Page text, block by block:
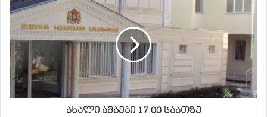
ახალი ამბები 17:00 საათზე